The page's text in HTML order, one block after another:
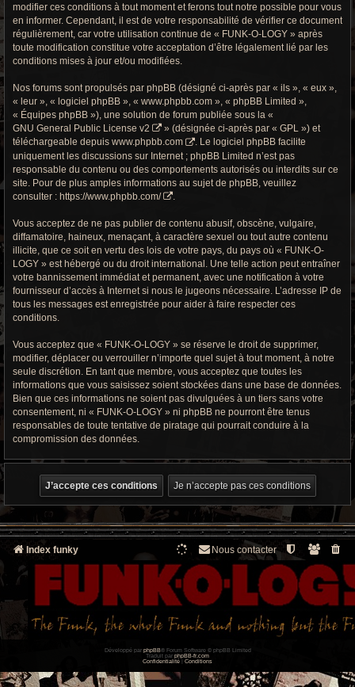
c
modifier ces conditions à tout moment et ferons tout notre possible pour vous
en informer. Cependant, il est de votre responsabilité de vérifier ce document
régulièrement, car votre utilisation continue de « FUNK-O-LOGY » après
toute modification constitue votre acceptation d’être légalement lié par les
conditions mises à jour et/ou modifiées.
Nos forums sont propulsés par phpBB (désigné ci-après par « ils », « eux »,
« leur », « logiciel phpBB », « www.phpbb.com », « phpBB Limited »,
« Équipes phpBB »), une solution de forum publiée sous la «
GNU General Public License v2
» (désignée ci-après par « GPL ») et
téléchargeable depuis www.phpbb.com
. Le logiciel phpBB facilite
uniquement les discussions sur Internet ; phpBB Limited n’est pas
responsable du contenu ou des comportements autorisés ou interdits sur ce
site. Pour de plus amples informations au sujet de phpBB, veuillez
consulter : https://www.phpbb.com/
Vous acceptez de ne pas publier de contenu abusif, obscène, vulgaire,
diffamatoire, haineux, menaçant, à caractère sexuel ou tout autre contenu
illicite, que ce soit en vertu des lois de votre pays, du pays où « FUNK-O-
LOGY » est hébergé ou du droit international. Une telle action peut entraîner
votre bannissement immédiat et permanent, avec une notification à votre
fournisseur d’accès à Internet si nous le jugeons nécessaire. L’adresse IP de
tous les messages est enregistrée pour aider à faire respecter ces
conditions.
Vous acceptez que « FUNK-O-LOGY » se réserve le droit de supprimer,
modifier, déplacer ou verrouiller n’importe quel sujet à tout moment, à notre
seule discrétion. En tant que membre, vous acceptez que toutes les
informations que vous saisissez soient stockées dans une base de données.
Bien que ces informations ne soient pas divulguées à un tiers sans votre
consentement, ni « FUNK-O-LOGY » ni phpBB ne pourront être tenus
responsables de toute tentative de piratage qui pourrait conduire à la
compromission des données.
Index funky Nous contacter
Développé par phpBB® Forum Software © phpBB Limited
Traduit par phpBB-fr.com
Confidentialité
Conditions